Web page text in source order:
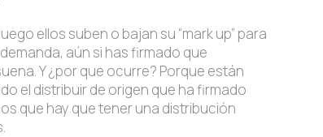
ellos suben o bajan su “mark up” para
aún si has firmado que
Y ¿por que ocurre? Porque están
el distribuir de origen que ha firmado
que hay que tener una distribución